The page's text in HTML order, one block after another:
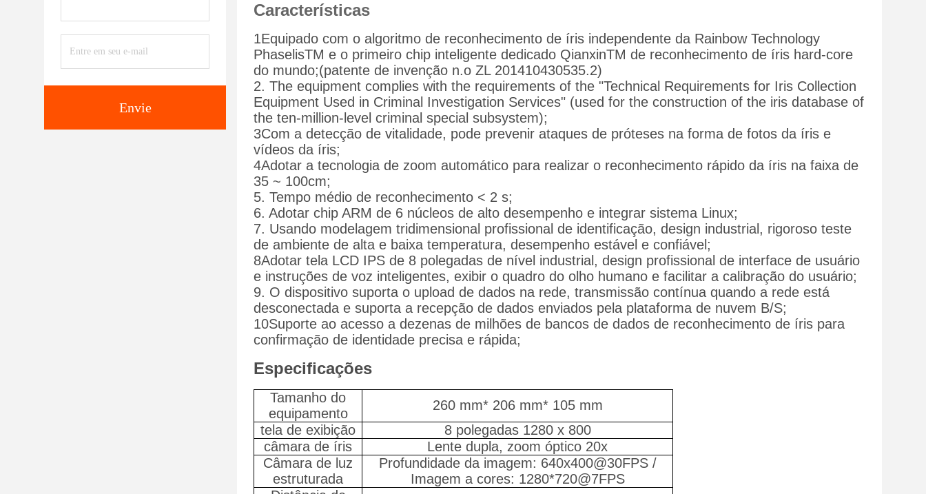
Envie
Características
1Equipado com o algoritmo de reconhecimento de íris independente da Rainbow Technology
PhaselisTM e o primeiro chip inteligente dedicado QianxinTM de reconhecimento de íris hard-core
do mundo;(patente de invenção n.o ZL 201410430535.2)
2. The equipment complies with the requirements of the "Technical Requirements for Iris Collection
Equipment Used in Criminal Investigation Services" (used for the construction of the iris database of
the ten-million-level criminal special subsystem);
3Com a detecção de vitalidade, pode prevenir ataques de próteses na forma de fotos da íris e
vídeos da íris;
4Adotar a tecnologia de zoom automático para realizar o reconhecimento rápido da íris na faixa de
35 ~ 100cm;
5. Tempo médio de reconhecimento < 2 s;
6. Adotar chip ARM de 6 núcleos de alto desempenho e integrar sistema Linux;
7. Usando modelagem tridimensional profissional de identificação, design industrial, rigoroso teste
de ambiente de alta e baixa temperatura, desempenho estável e confiável;
8Adotar tela LCD IPS de 8 polegadas de nível industrial, design profissional de interface de usuário
e instruções de voz inteligentes, exibir o quadro do olho humano e facilitar a calibração do usuário;
9. O dispositivo suporta o upload de dados na rede, transmissão contínua quando a rede está
desconectada e suporta a recepção de dados enviados pela plataforma de nuvem B/S;
10Suporte ao acesso a dezenas de milhões de bancos de dados de reconhecimento de íris para
confirmação de identidade precisa e rápida;
Especificações
Tamanho do
equipamento
260 mm* 206 mm* 105 mm
tela de exibição
8 polegadas 1280 x 800
câmara de íris
Lente dupla, zoom óptico 20x
Câmara de luz
estruturada
Profundidade da imagem: 640x400@30FPS /
Imagem a cores: 1280*720@7FPS